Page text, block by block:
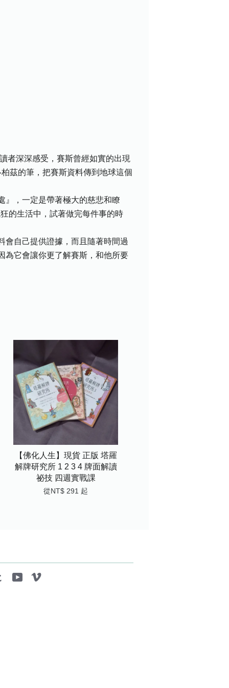
者深深感受，賽斯曾經如實的出現
茲的筆，把賽斯資料傳到地球這個
』，一定是帶著極大的慈悲和瞭
的生活中，試著做完每件事的時
會自己提供證據，而且隨著時間過
為它會讓你更了解賽斯，和他所要
【佛化人生】現貨 正版 塔羅
解牌研究所 1 2 3 4 牌面解讀
祕技 四週實戰課
從NT$ 291 起
Tumblr YouTube